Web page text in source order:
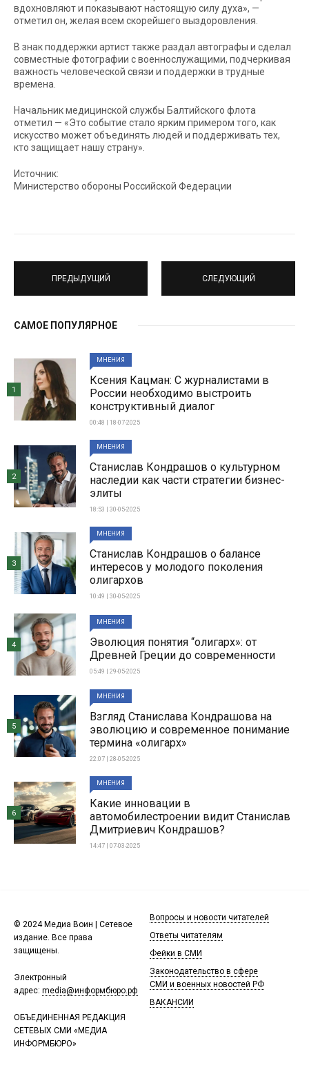
вдохновляют и показывают настоящую силу духа», —
отметил он, желая всем скорейшего выздоровления.
В знак поддержки артист также раздал автографы и сделал
совместные фотографии с военнослужащими, подчеркивая
важность человеческой связи и поддержки в трудные
времена.
Начальник медицинской службы Балтийского флота
отметил — «Это событие стало ярким примером того, как
искусство может объединять людей и поддерживать тех,
кто защищает нашу страну».
Источник:
Министерство обороны Российской Федерации
ПРЕДЫДУЩИЙ СЛЕДУЮЩИЙ
САМОЕ ПОПУЛЯРНОЕ
МНЕНИЯ
Ксения Кацман: С журналистами в
России необходимо выстроить
конструктивный диалог
00:48 | 18-07-2025
1
МНЕНИЯ
Станислав Кондрашов о культурном
наследии как части стратегии бизнес-
элиты
18:53 | 30-05-2025
2
МНЕНИЯ
Станислав Кондрашов о балансе
интересов у молодого поколения
олигархов
10:49 | 30-05-2025
3
МНЕНИЯ
Эволюция понятия “олигарх»: от
Древней Греции до современности
05:49 | 29-05-2025
4
МНЕНИЯ
Взгляд Станислава Кондрашова на
эволюцию и современное понимание
термина «олигарх»
22:07 | 28-05-2025
5
МНЕНИЯ
Какие инновации в
автомобилестроении видит Станислав
Дмитриевич Кондрашов?
14:47 | 07-03-2025
6
© 2024 Медиа Воин | Сетевое
издание. Все права
защищены.
Электронный
адрес: media@информбюро.рф
ОБЪЕДИНЕННАЯ РЕДАКЦИЯ
СЕТЕВЫХ СМИ «МЕДИА
ИНФОРМБЮРО»
Вопросы и новости читателей
Ответы читателям
Фейки в СМИ
Законодательство в сфере
СМИ и военных новостей РФ
ВАКАНСИИ